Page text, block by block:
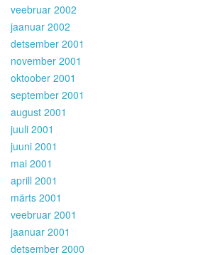
veebruar 2002
jaanuar 2002
detsember 2001
november 2001
oktoober 2001
september 2001
august 2001
juuli 2001
juuni 2001
mai 2001
aprill 2001
märts 2001
veebruar 2001
jaanuar 2001
detsember 2000